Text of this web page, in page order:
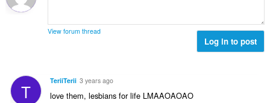
View forum thread
Log in to post
T TeriiTerii 3 years ago
love them, lesbians for life LMAAOAOAO